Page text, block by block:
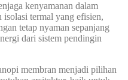
kenyamanan dalam
isolasi termal yang efisien,
tetap nyaman sepanjang
dari sistem pendingin
membran menjadi pilihan